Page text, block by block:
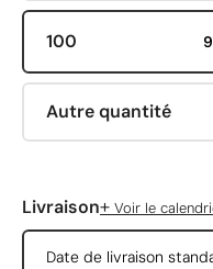
100
Autre quantité
Livraison+ Voir le
Date de livraison